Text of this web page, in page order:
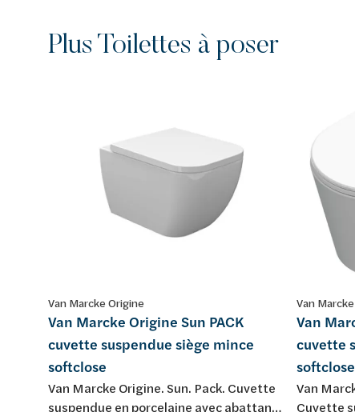
Plus Toilettes à poser
Van Marcke Origine
Van Marcke Origine Sun PACK
cuvette suspendue siège mince
softclose
Van Marcke Origine. Sun. Pack. Cuvette
suspendue en porcelaine avec abattant
Van
Van
cuvette
softclose
Van
Cuvette